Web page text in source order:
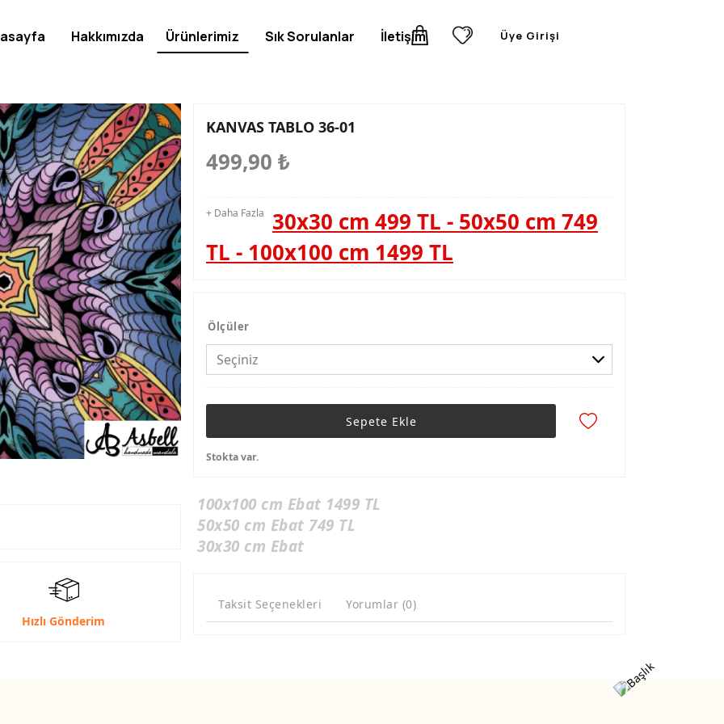
Hızlı Gönderim
KANVAS TABLO 36-01
499,90 ₺
+ Daha Fazla
30x30 cm 499 TL - 50x50 cm 749
TL - 100x100 cm 1499 TL
Ölçüler
Sepete Ekle
Stokta var.
100x100 cm Ebat 1499 TL
50x50 cm Ebat 749 TL
30x30 cm Ebat
Taksit Seçenekleri Yorumlar (0)
Hakkımızda Ürünlerimiz Sık Sorulanlar İletişim Üye Girişi